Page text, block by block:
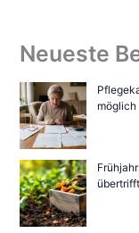
Neueste
möglich